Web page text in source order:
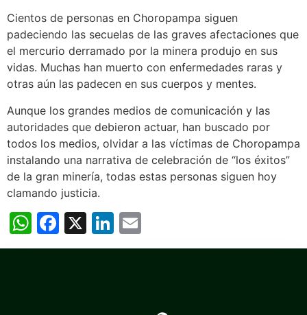
Cientos de personas en Choropampa siguen
padeciendo las secuelas de las graves afectaciones que
el mercurio derramado por la minera produjo en sus
vidas. Muchas han muerto con enfermedades raras y
otras aún las padecen en sus cuerpos y mentes.
Aunque los grandes medios de comunicación y las
autoridades que debieron actuar, han buscado por
todos los medios, olvidar a las víctimas de Choropampa
instalando una narrativa de celebración de “los éxitos”
de la gran minería, todas estas personas siguen hoy
clamando justicia.
WhatsApp
Facebook
X LinkedIn